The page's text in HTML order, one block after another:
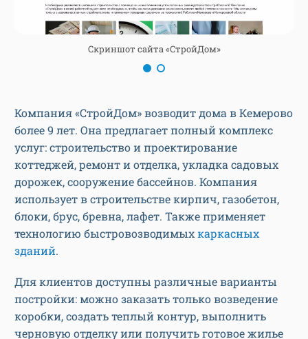
Скриншот сайта «СтройДом»
Компания «СтройДом» возводит дома в Кемерово
более 9 лет. Она предлагает полный комплекс
услуг: строительство и проектирование
коттеджей, ремонт и отделка, укладка садовых
дорожек, сооружение бассейнов. Компания
использует в строительстве кирпич, газобетон,
блоки, брус, бревна, лафет. Также применяет
технологию быстровозводимыхкаркасных
зданий.
Для клиентов доступны различные варианты
постройки: можно заказать только возведение
коробки, создать теплый контур, выполнить
черновую отделку или получить готовое жилье